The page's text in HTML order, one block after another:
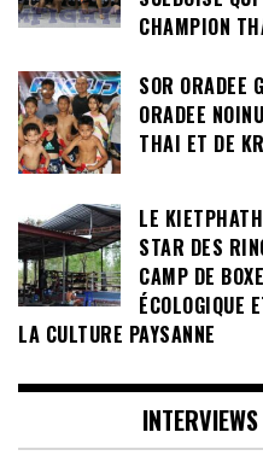
CHAMPION
SOR ORADEE
ORADEE
THAI ET DE
LE
STAR DES
CAMP DE
ÉCOLOGIQUE
LA CULTURE PAYSANNE